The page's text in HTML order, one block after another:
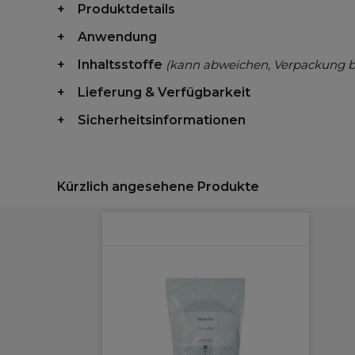
Produktdetails
Anwendung
Inhaltsstoffe (kann abweichen, Verpackung
Lieferung & Verfügbarkeit
Sicherheitsinformationen
Kürzlich angesehene Produkte